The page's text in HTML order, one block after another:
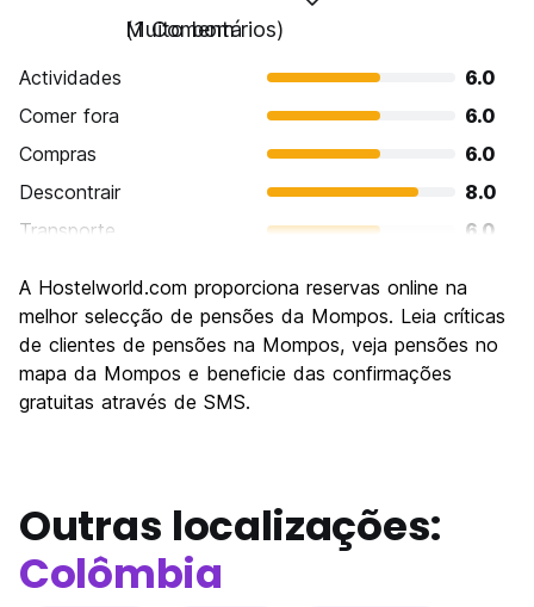
Muito bom
(1 Comentários)
Actividades
6.0
Comer fora
6.0
Compras
6.0
Descontrair
8.0
Transporte
6.0
Cultura
10.0
Festas / vida noturna
6.0
Custo-beneficio
A Hostelworld.com proporciona reservas online na
melhor selecção de pensões da Mompos. Leia críticas
de clientes de pensões na Mompos, veja pensões no
mapa da Mompos e beneficie das confirmações
gratuitas através de SMS.
Outras localizações:
Colômbia